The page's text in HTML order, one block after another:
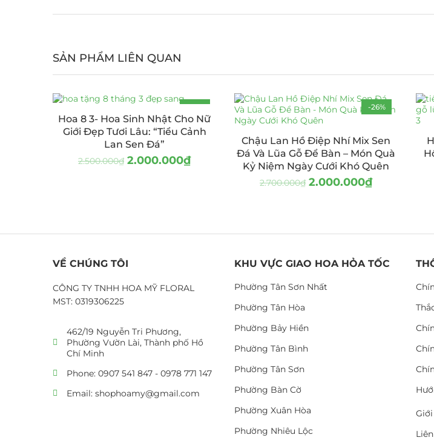
SẢN PHẨM LIÊN QUAN
-20%
Hoa 8 3- Hoa Sinh Nhật Cho Nữ
Giới Đẹp Tươi Lâu: “Tiểu Cảnh
Lan Sen Đá”
2.500.000₫ 2.000.000₫
-26%
Chậu Lan Hồ Điệp Nhí Mix Sen
Đá Và Lũa Gỗ Để Bàn – Món Quà
Kỷ Niệm Ngày Cưới Khó Quên
2.700.000₫ 2.000.000₫
VỀ CHÚNG TÔI
CÔNG TY TNHH HOA MỸ FLORAL
MST: 0319306225
462/19 Nguyễn Tri Phương,
Phường Vườn Lài, Thành phố Hồ
Chí Minh
Phone: 0907 541 847 - 0978 771 147
Email: shophoamy@gmail.com
KHU VỰC GIAO HOA HỎA TỐC
Phường Tân Sơn Nhất
Phường Tân Hòa
Phường Bảy Hiền
Phường Tân Bình
Phường Tân Sơn
Phường Bàn Cờ
Phường Xuân Hòa
Phường Nhiêu Lộc